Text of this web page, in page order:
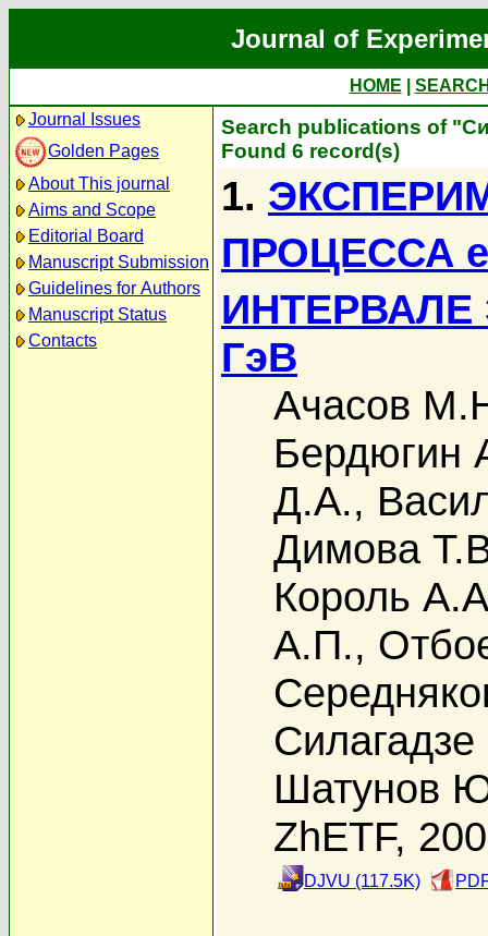
Journal of
HOME
Journal Issues
Golden Pages
About This journal
Aims and Scope
Editorial Board
Manuscript Submission
Guidelines for Authors
Manuscript Status
Contacts
Search publications of
Found 6 record(s)
1.
ПРОЦЕССА e
ИНТЕРВАЛЕ
ГэВ
Ачасов
Бердюгин
Д.А.,
Димова
Король
А.П.,
Шатунов
ZhETF,
DJVU (117.5K)